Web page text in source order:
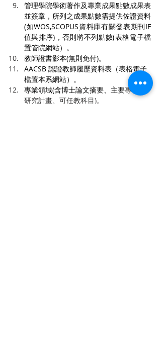
管理學院學術著作及專業成果點數成果表
並簽章，所列之成果點數需提供佐證資料
(如WOS,SCOPUS資料庫有關發表期刊IF
值與排序)，否則將不列點數(表格電子檔
置管院網站）。
教師證書影本(無則免付)。
AACSB 認證教師履歷資料表（表格電子
檔置本系網站）。
專業領域(含博士論文摘要、主要專長、
研究計畫、可任教科目)。